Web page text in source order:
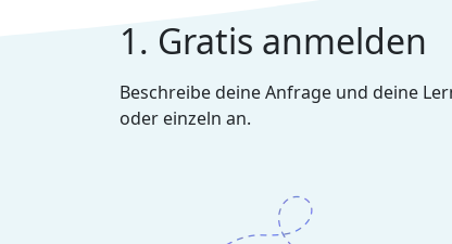
1. Gratis anmelden
Beschreibe deine Anfrage und deine
oder einzeln an.